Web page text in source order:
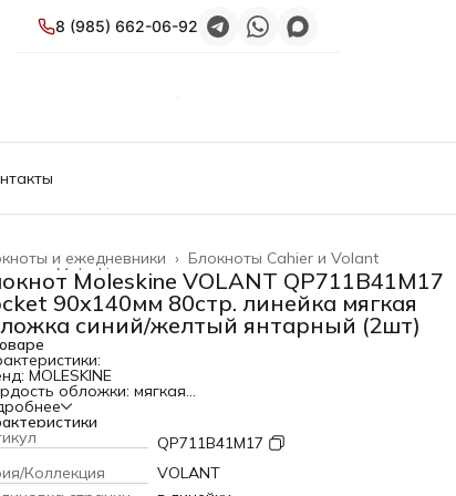
8 (985) 662-06-92
Блокноты Cahier и Volant
и ежедневники ›
Moleskine ›
›
Moleskine VOLANT QP711B41M17
90x140мм 80стр. линейка мягкая
синий/желтый янтарный (2шт)
MOLESKINE
обложки: мягкая
Блокнот
Коллекция: VOLANT
Артикул Производителя: QP711B41M17
Pocket
(мм): 90x140
страниц: 80 стр
QP711B41M17
Коллекция
VOLANT